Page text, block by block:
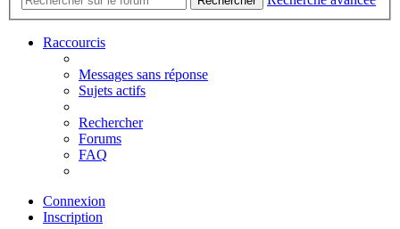
Raccourcis
Messages sans réponse
Sujets actifs
Rechercher
Forums
FAQ
Connexion
Inscription